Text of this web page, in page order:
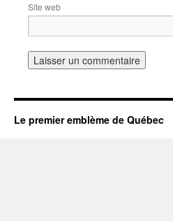
Site web
Le premier emblème de Québec